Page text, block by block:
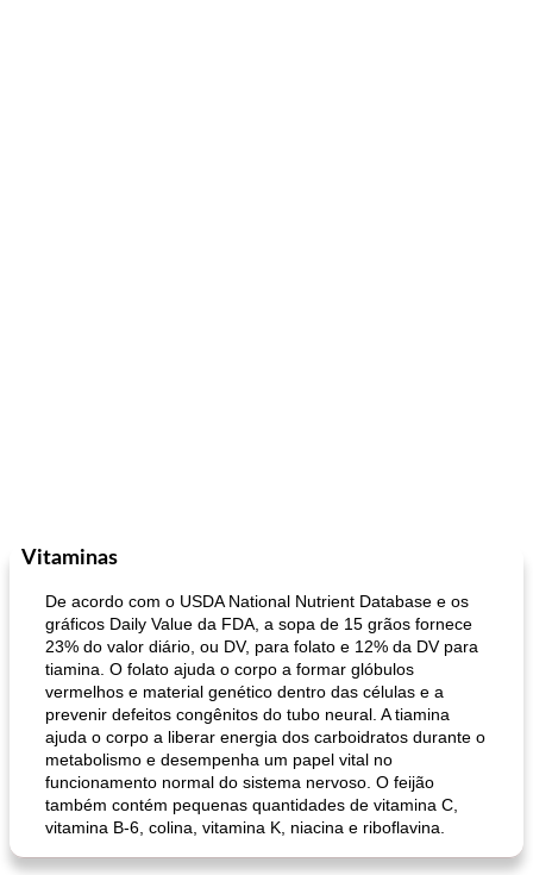
Vitaminas
De acordo com o USDA National Nutrient Database e os
gráficos Daily Value da FDA, a sopa de 15 grãos fornece
23% do valor diário, ou DV, para folato e 12% da DV para
tiamina. O folato ajuda o corpo a formar glóbulos
vermelhos e material genético dentro das células e a
prevenir defeitos congênitos do tubo neural. A tiamina
ajuda o corpo a liberar energia dos carboidratos durante o
metabolismo e desempenha um papel vital no
funcionamento normal do sistema nervoso. O feijão
também contém pequenas quantidades de vitamina C,
vitamina B-6, colina, vitamina K, niacina e riboflavina.